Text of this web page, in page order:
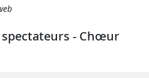
spectateurs - Chœur